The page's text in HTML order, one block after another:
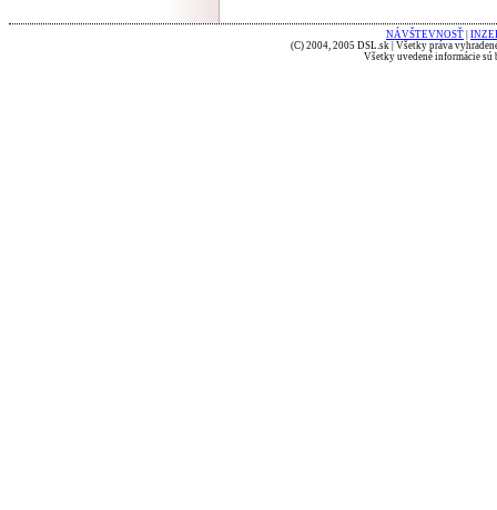
NÁVŠTEVNOSŤ
(C) 2004, 2005 DSL.sk | Všetky práva
Všetky uvedené informácie sú